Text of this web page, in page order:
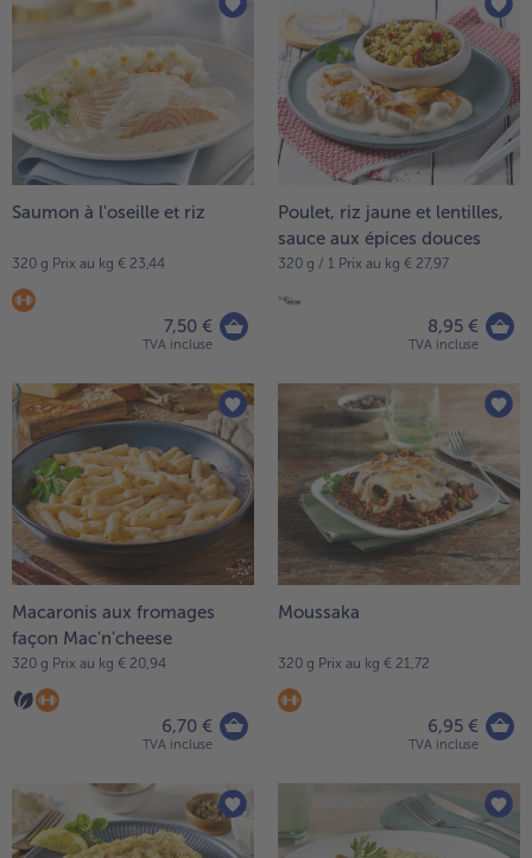
TousPlats cuisinés
TousBoulangerie & Pâtisserie
Entrées, Apéritifs & Snacks
TousEntrées, Apéritifs & Snacks
Produits non surgelés
TousProduits non surgelés
100% Végétarien
liste.
Saumon à l'oseille et riz
320 g Prix au kg € 23,44
7,50 €
TVA incluse
Poulet, riz jaune et lentilles,
sauce aux épices douces
320 g / 1 Prix au kg € 27,97
8,95 €
TVA incluse
Macaronis aux fromages
façon Mac'n'cheese
320 g Prix au kg € 20,94
6,70 €
TVA incluse
Moussaka
320 g Prix au kg € 21,72
6,95 €
TVA incluse